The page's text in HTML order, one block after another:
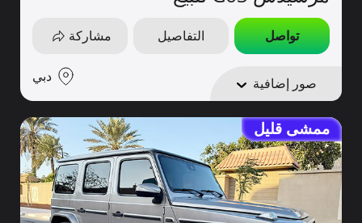
تواصل التفاصيل مشاركة
صور إضافية دبي
ممشى قليل